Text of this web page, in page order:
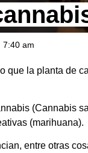
7:40 am
que la planta de
(Cannabis
(marihuana).
entre otras